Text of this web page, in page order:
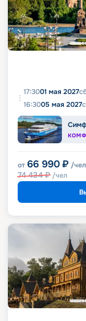
17:3001 мая 2027
16:3005 мая 2027
от 66 990 ₽ /чел
74 434₽ /чел